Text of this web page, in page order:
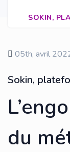
SOKIN,
05th, avril
Sokin,
du